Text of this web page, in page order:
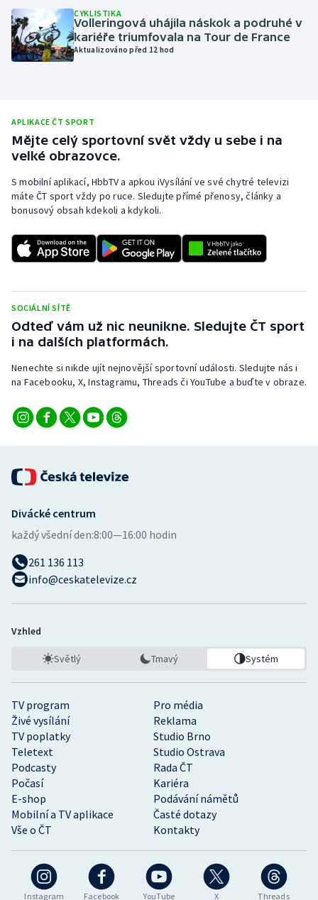
Olympijské hry
Plážový volejbal
Rychlobruslení
Rychlostní kanoistika
Sportovní střelba
Stolní tenis
Triatlon
Veslování
Vodní slalom
Volejbal
Ostatní
CYKLISTIKA
Volleringová uhájila náskok a podruhé v
kariéře triumfovala na Tour de France
Aktualizováno před 12 hod
APLIKACE ČT SPORT
Mějte celý sportovní svět vždy u sebe i na
velké obrazovce.
S mobilní aplikací, HbbTV a apkou iVysílání ve své chytré televizi
máte ČT sport vždy po ruce. Sledujte přímé přenosy, články a
bonusový obsah kdekoli a kdykoli.
SOCIÁLNÍ SÍTĚ
Odteď vám už nic neunikne. Sledujte ČT sport
i na dalších platformách.
Nenechte si nikde ujít nejnovější sportovní události. Sledujte nás i
na Facebooku, X, Instagramu, Threads či YouTube a buďte v obraze.
Instagram Facebook YouTube X Threads
TV program
Pro média
Živé vysílání
Reklama
TV poplatky
Studio Brno
Teletext
Studio Ostrava
Podcasty
Rada ČT
Počasí
Kariéra
E-shop
Podávání námětů
Mobilní a TV aplikace
Časté dotazy
Vše o ČT
Kontakty
Divácké centrum
každý všední den:8:00—16:00 hodin
261 136 113
info@ceskatelevize.cz
Vzhled
Světlý Tmavý Systém